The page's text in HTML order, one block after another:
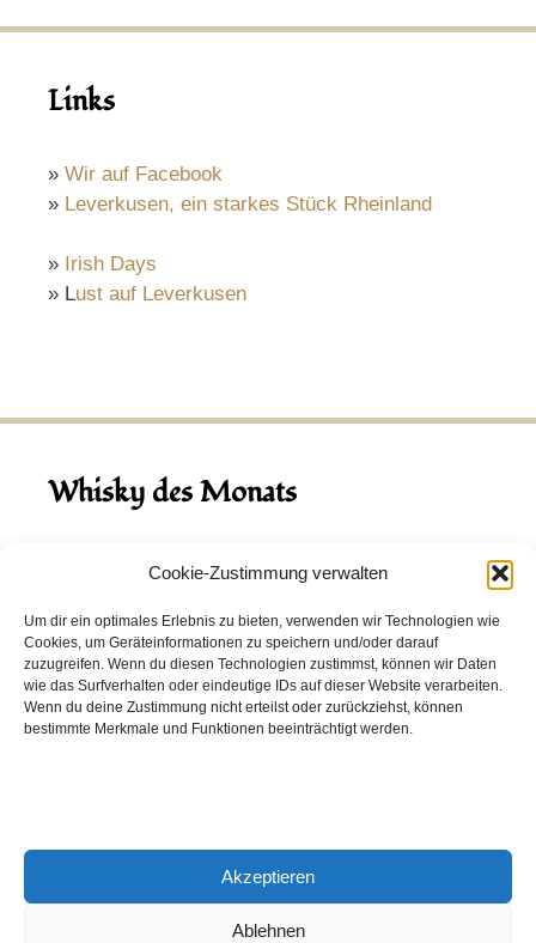
Cookie-Zustimmung verwalten
Um dir ein optimales Erlebnis zu bieten, verwenden wir Technologien wie
Cookies, um Geräteinformationen zu speichern und/oder darauf
zuzugreifen. Wenn du diesen Technologien zustimmst, können wir Daten
wie das Surfverhalten oder eindeutige IDs auf dieser Website verarbeiten.
Wenn du deine Zustimmung nicht erteilst oder zurückziehst, können
bestimmte Merkmale und Funktionen beeinträchtigt werden.
Akzeptieren
Ablehnen
Links
» Wir auf Facebook
» Leverkusen, ein starkes Stück Rheinland
» Irish Days
» Lust auf Leverkusen
Whisky des Monats
August 2026
Hinch Double Wood
Destillerie:Hinch(Irland)
Single Malt, 43.0%
Peated: Nein
Entdecke viele weitere Whiskysin unserem
in den Whiskys des Monats.